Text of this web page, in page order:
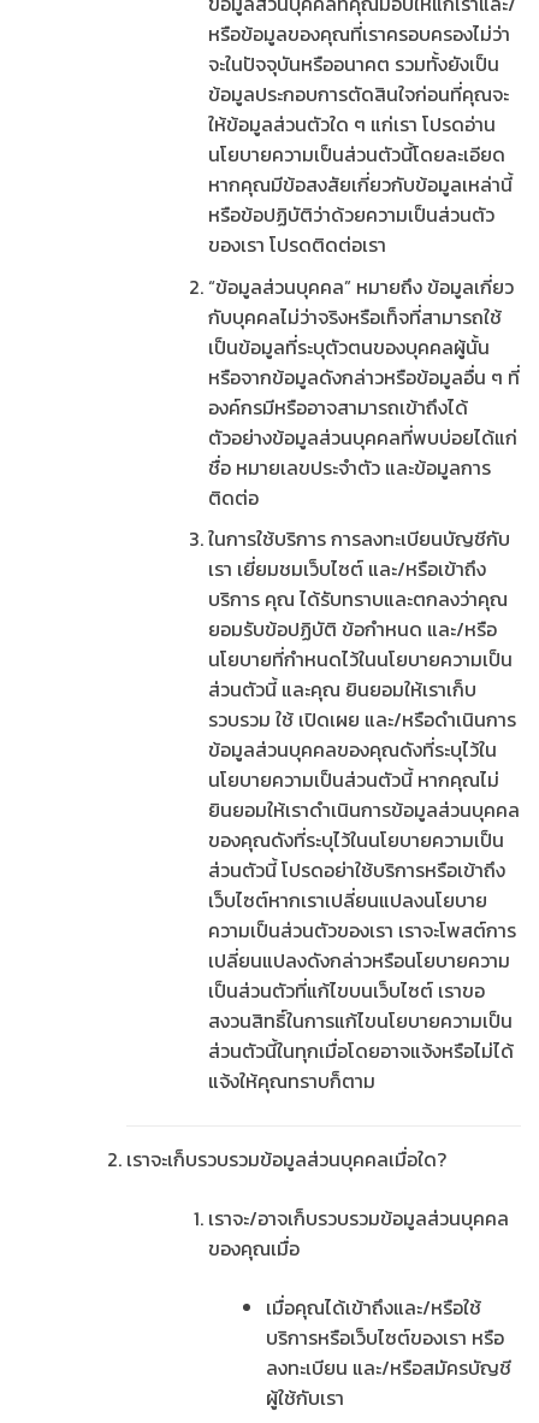
หรือข้อมูลของคุณที่เราครอบครองไม่ว่า
จะในปัจจุบันหรืออนาคต รวมทั้งยังเป็น
ข้อมูลประกอบการตัดสินใจก่อนที่คุณจะ
ให้ข้อมูลส่วนตัวใด ๆ แก่เรา โปรดอ่าน
นโยบายความเป็นส่วนตัวนี้โดยละเอียด
หากคุณมีข้อสงสัยเกี่ยวกับข้อมูลเหล่านี้
หรือข้อปฏิบัติว่าด้วยความเป็นส่วนตัว
ของเรา โปรดติดต่อเรา
“ข้อมูลส่วนบุคคล” หมายถึง ข้อมูลเกี่ยว
กับบุคคลไม่ว่าจริงหรือเท็จที่สามารถใช้
เป็นข้อมูลที่ระบุตัวตนของบุคคลผู้นั้น
หรือจากข้อมูลดังกล่าวหรือข้อมูลอื่น ๆ ที่
องค์กรมีหรืออาจสามารถเข้าถึงได้
ตัวอย่างข้อมูลส่วนบุคคลที่พบบ่อยได้แก่
ชื่อ หมายเลขประจำตัว และข้อมูลการ
ติดต่อ
ในการใช้บริการ การลงทะเบียนบัญชีกับ
เรา เยี่ยมชมเว็บไซต์ และ/หรือเข้าถึง
บริการ คุณ ได้รับทราบและตกลงว่าคุณ
ยอมรับข้อปฏิบัติ ข้อกำหนด และ/หรือ
นโยบายที่กำหนดไว้ในนโยบายความเป็น
ส่วนตัวนี้ และคุณ ยินยอมให้เราเก็บ
รวบรวม ใช้ เปิดเผย และ/หรือดำเนินการ
ข้อมูลส่วนบุคคลของคุณดังที่ระบุไว้ใน
นโยบายความเป็นส่วนตัวนี้ หากคุณไม่
ยินยอมให้เราดำเนินการข้อมูลส่วนบุคคล
ของคุณดังที่ระบุไว้ในนโยบายความเป็น
ส่วนตัวนี้ โปรดอย่าใช้บริการหรือเข้าถึง
เว็บไซต์หากเราเปลี่ยนแปลงนโยบาย
ความเป็นส่วนตัวของเรา เราจะโพสต์การ
เปลี่ยนแปลงดังกล่าวหรือนโยบายความ
เป็นส่วนตัวที่แก้ไขบนเว็บไซต์ เราขอ
สงวนสิทธิ์ในการแก้ไขนโยบายความเป็น
ส่วนตัวนี้ในทุกเมื่อโดยอาจแจ้งหรือไม่ได้
แจ้งให้คุณทราบก็ตาม
เราจะเก็บรวบรวมข้อมูลส่วนบุคคลเมื่อใด?
เราจะ/อาจเก็บรวบรวมข้อมูลส่วนบุคคล
ของคุณเมื่อ
เมื่อคุณได้เข้าถึงและ/หรือใช้
บริการหรือเว็บไซต์ของเรา หรือ
ลงทะเบียน และ/หรือสมัครบัญชี
ผู้ใช้กับเรา